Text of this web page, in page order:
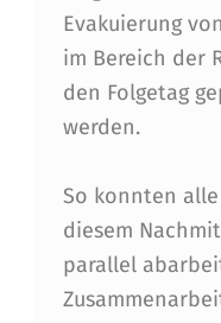
L
S
G
O
SS
Ü
Evakuierung
im Bereich der
den Folgetag
werden.
So konnten
diesem
parallel